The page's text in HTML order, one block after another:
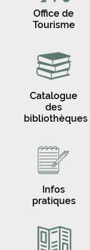
Office de
Tourisme
Catalogue
des
bibliothèques
Infos
pratiques